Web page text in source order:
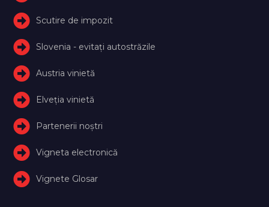
Scutire de impozit
Slovenia - evitați autostrăzile
Austria vinietă
Elveţia vinietă
Partenerii noștri
Vigneta electronică
Vignete Glosar